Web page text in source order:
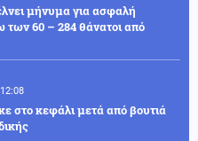
μήνυμα για ασφαλή
60 – 284 θάνατοι από
στο κεφάλι μετά από βουτιά